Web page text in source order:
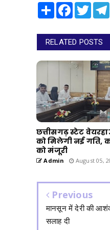
Share Facebook
RELATED POSTS
छत्तीसगढ़ स्टेट
को मिलेगी नई गति,
को मंजूरी
Admin August 05,
Previous
मानसून में देरी की
सलाह दी